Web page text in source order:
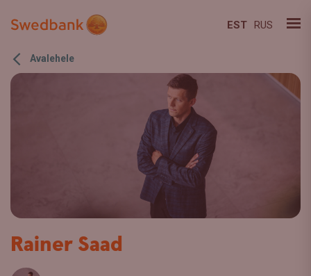
EST RUS
Avalehele
Rainer Saad